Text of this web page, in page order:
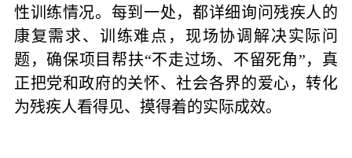
性训练情况。每到一处，都详细询问残疾人的
康复需求、训练难点，现场协调解决实际问
题，确保项目帮扶“不走过场、不留死角”，真
正把党和政府的关怀、社会各界的爱心，转化
为残疾人看得见、摸得着的实际成效。